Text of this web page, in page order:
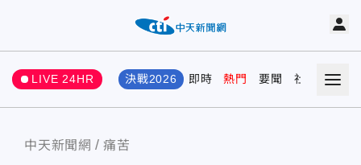
LIVE 24HR 決戰2026 即時 熱門 要聞 社會 娛樂
中天新聞網 痛苦